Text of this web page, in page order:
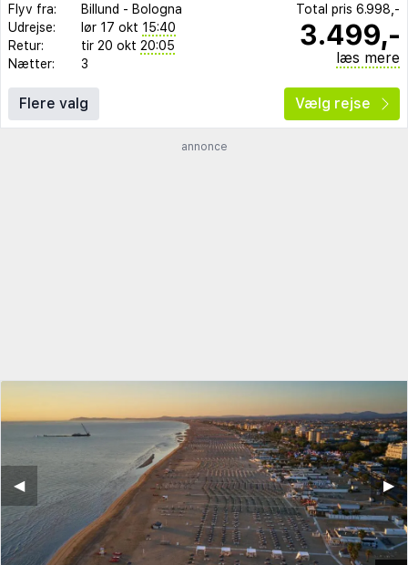
Flyv fra: Billund - Bologna
Udrejse:
lør 17 okt 15:40
Retur:
tir 20 okt 20:05
Nætter:
3
Total pris 6.998,-
3.499,-
læs mere
Flere valg Vælg rejse
annonce
▶︎
◀︎